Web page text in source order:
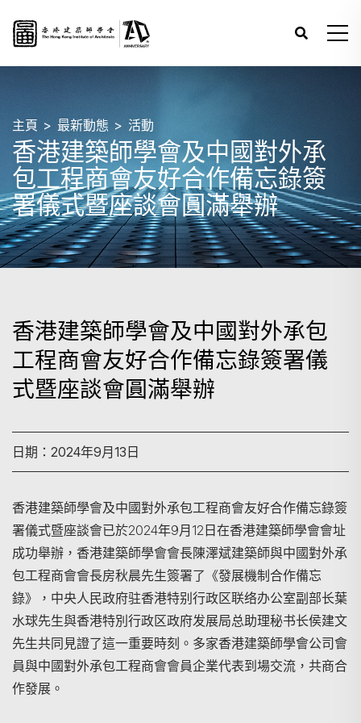
主頁 最新動態 活動
香港建築師學會及中國對外承
包工程商會友好合作備忘錄簽
署儀式暨座談會圓滿舉辦
香港建築師學會及中國對外承包
工程商會友好合作備忘錄簽署儀
式暨座談會圓滿舉辦
日期：2024年9月13日
香港建築師學會及中國對外承包工程商會友好合作備忘錄簽
署儀式暨座談會已於2024年9月12日在香港建築師學會會址
成功舉辦，香港建築師學會會長陳澤斌建築師與中國對外承
包工程商會會長房秋晨先生簽署了《發展機制合作備忘
錄》，中央人民政府驻香港特别行政区联络办公室副部长葉
水球先生與香港特別行政区政府发展局总助理秘书长侯建文
先生共同見證了這一重要時刻。多家香港建築師學會公司會
員與中國對外承包工程商會會員企業代表到場交流，共商合
作發展。